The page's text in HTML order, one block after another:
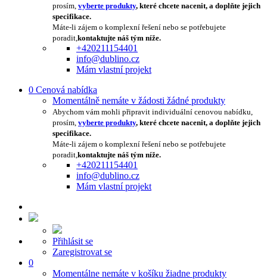
prosím, vyberte produkty, které chcete nacenit, a doplňte jejich
specifikace.
Máte-li zájem o komplexní řešení nebo se potřebujete
poradit,kontaktujte náš tým níže.
+420211154401
info@dublino.cz
Mám vlastní projekt
0 Cenová nabídka
Momentálně nemáte v žádosti žádné produkty
Abychom vám mohli připravit individuální cenovou nabídku,
prosím, vyberte produkty, které chcete nacenit, a doplňte jejich
specifikace.
Máte-li zájem o komplexní řešení nebo se potřebujete
poradit,kontaktujte náš tým níže.
+420211154401
info@dublino.cz
Mám vlastní projekt
Přihlásit se
Zaregistrovat se
0
Momentálne nemáte v košíku žiadne produkty